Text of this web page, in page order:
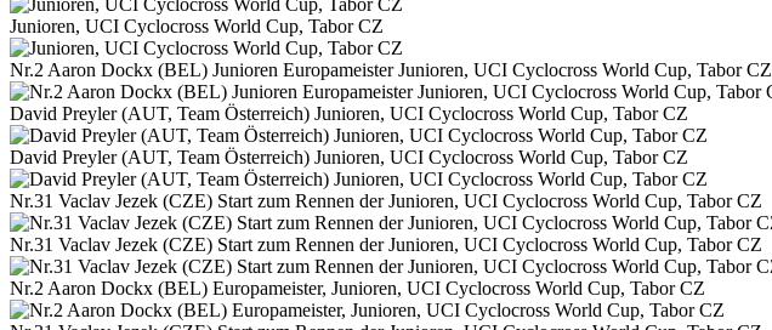
Junioren, UCI Cyclocross World Cup, Tabor CZ
Nr.2 Aaron Dockx (BEL) Junioren Europameister Junioren, UCI Cyclocross World Cup, Tabor CZ
David Preyler (AUT, Team Österreich) Junioren, UCI Cyclocross World Cup, Tabor CZ
David Preyler (AUT, Team Österreich) Junioren, UCI Cyclocross World Cup, Tabor CZ
Nr.31 Vaclav Jezek (CZE) Start zum Rennen der Junioren, UCI Cyclocross World Cup, Tabor CZ
Nr.31 Vaclav Jezek (CZE) Start zum Rennen der Junioren, UCI Cyclocross World Cup, Tabor CZ
Nr.2 Aaron Dockx (BEL) Europameister, Junioren, UCI Cyclocross World Cup, Tabor CZ